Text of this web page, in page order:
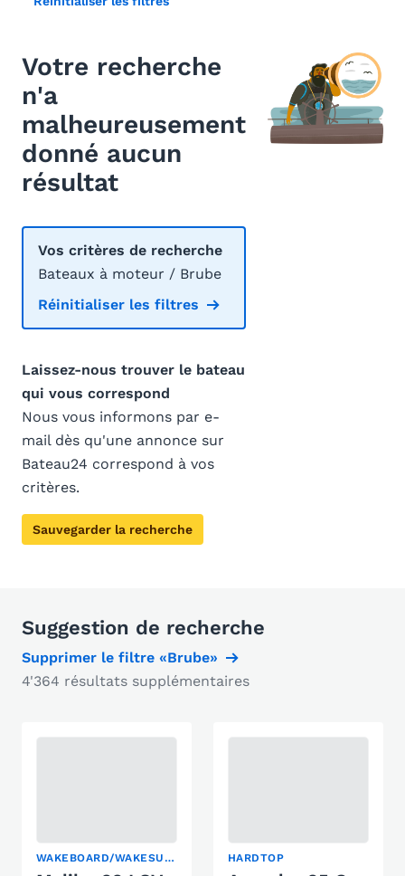
Votre recherche
n'a
malheureusement
donné aucun
résultat
Vos critères de recherche
Bateaux à moteur / Brube
Réinitialiser les filtres
Laissez-nous trouver le bateau
qui vous correspond
Nous vous informons par e-
mail dès qu'une annonce sur
Bateau24 correspond à vos
critères.
Sauvegarder la recherche
Suggestion de recherche
Supprimer le filtre «Brube»
4'364 résultats supplémentaires
WAKEBOARD/WAKESURF HARDTOP